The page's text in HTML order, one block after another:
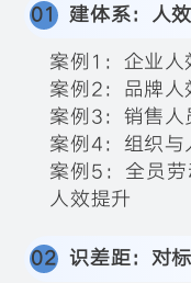
01 建体系：人
案例1：企业人
案例2：品牌人
案例3：销售人
案例4：组织与
案例5：全员
人效提升
02 识差距：对